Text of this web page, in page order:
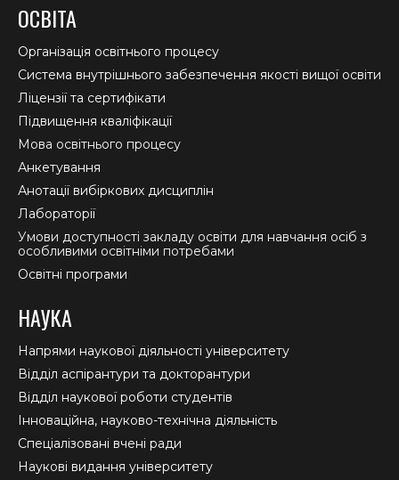
opens
in
new
window
opens
in
new
window
in
new
window
ОСВІТА
Організація освітнього процесу
Система внутрішнього забезпечення якості вищої освіти
Ліцензії та сертифікати
Підвищення кваліфікації
Мова освітнього процесу
Анкетування
Анотації вибіркових дисциплін
Лабораторії
Умови доступності закладу освіти для навчання осіб з
особливими освітніми потребами
Освітні програми
НАУКА
Напрями наукової діяльності університету
Відділ аспірантури та докторантури
Відділ наукової роботи студентів
Інноваційна, науково-технічна діяльність
Спеціалізовані вчені ради
Наукові видання університету